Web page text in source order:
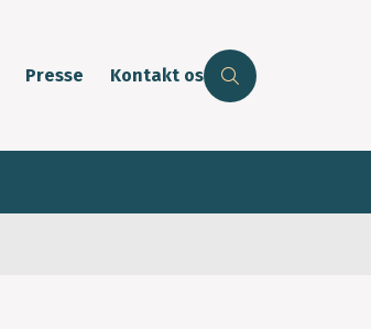
Presse Kontakt os